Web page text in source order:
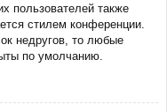
пользователей также
стилем конференции.
недругов, то любые
по умолчанию.